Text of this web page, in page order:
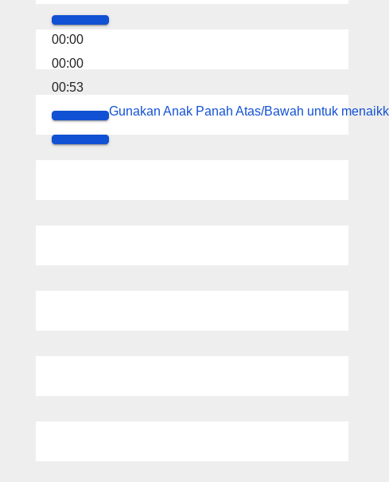
00:00
00:00
00:53
Gunakan Anak Panah Atas/Bawah untuk